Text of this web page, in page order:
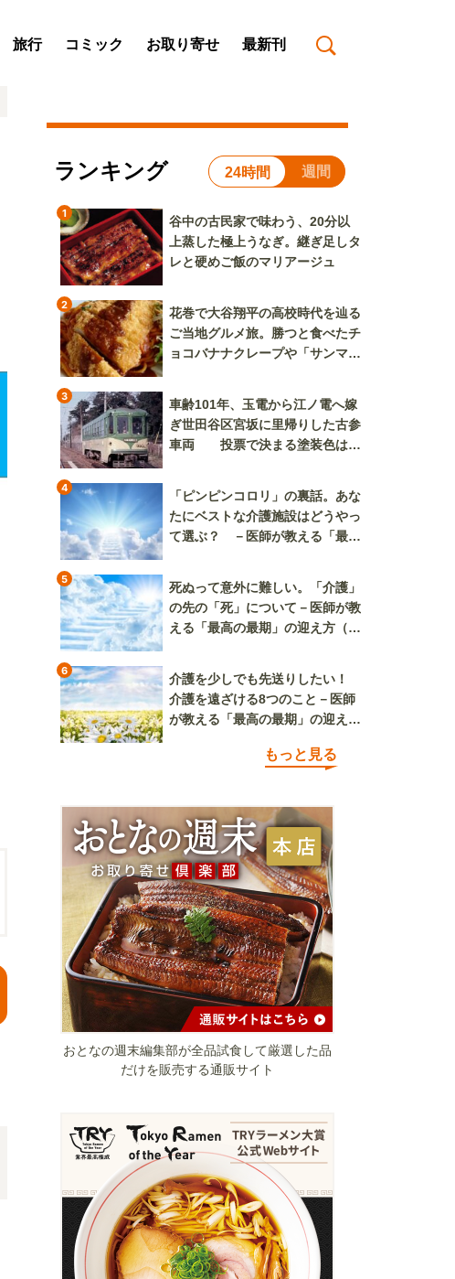
旅行 コミック お取り寄せ 最新刊
ランキング 24時間 週間
1
谷中の古民家で味わう、20分以
上蒸した極上うなぎ。継ぎ足しタ
レと硬めご飯のマリアージュ
2
花巻で大谷翔平の高校時代を辿る
ご当地グルメ旅。勝つと食べたチ
ョコバナナクレープや「サンマー
3
車齢101年、玉電から江ノ電へ嫁
ぎ世田谷区宮坂に里帰りした古参
車両 投票で決まる塗装色は、
4
「ピンピンコロリ」の裏話。あな
たにベストな介護施設はどうやっ
て選ぶ？ －医師が教える「最高
5
死ぬって意外に難しい。「介護」
の先の「死」について－医師が教
える「最高の最期」の迎え方（そ
6
介護を少しでも先送りしたい！
介護を遠ざける8つのこと－医師
が教える「最高の最期」の迎え方
もっと見る
おとなの週末編集部が全品試食して厳選した品
だけを販売する通販サイト